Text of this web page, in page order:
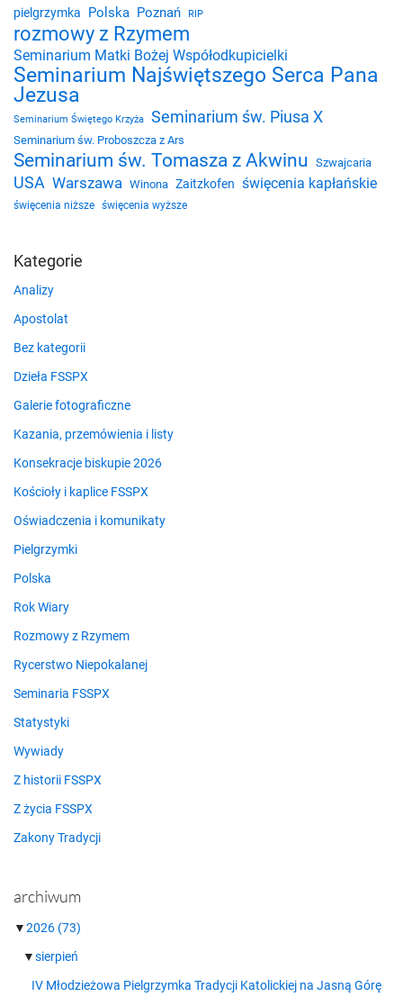
pielgrzymka Polska Poznań RIP
rozmowy z Rzymem
Seminarium Matki Bożej Współodkupicielki
Seminarium Najświętszego Serca Pana
Jezusa
Seminarium Świętego Krzyża Seminarium św. Piusa X
Seminarium św. Proboszcza z Ars
Seminarium św. Tomasza z Akwinu Szwajcaria
USA Warszawa Winona Zaitzkofen święcenia kapłańskie
święcenia niższe święcenia wyższe
Kategorie
Analizy
Apostolat
Bez kategorii
Dzieła FSSPX
Galerie fotograficzne
Kazania, przemówienia i listy
Konsekracje biskupie 2026
Kościoły i kaplice FSSPX
Oświadczenia i komunikaty
Pielgrzymki
Polska
Rok Wiary
Rozmowy z Rzymem
Rycerstwo Niepokalanej
Seminaria FSSPX
Statystyki
Wywiady
Z historii FSSPX
Z życia FSSPX
Zakony Tradycji
archiwum
▼2026 (73)
▼sierpień
IV Młodzieżowa Pielgrzymka Tradycji Katolickiej na Jasną Górę